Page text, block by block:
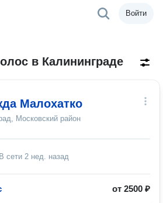
Войти
в Калининграде
Малохатко
Московский район
В сети 2 нед. назад
от 2500 ₽